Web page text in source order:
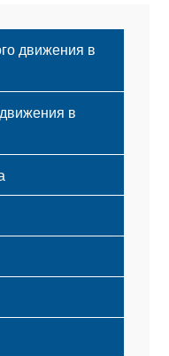
движения в
в